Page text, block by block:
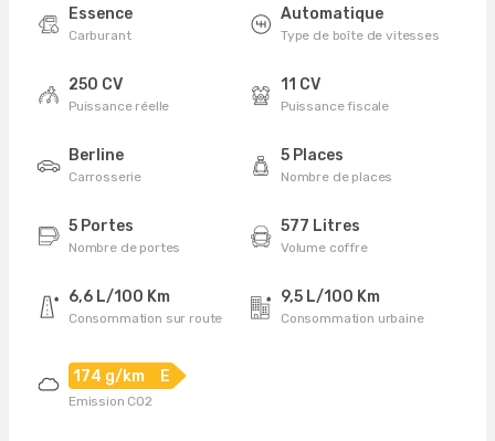
Essence
Carburant
Automatique
Type de boîte de vitesses
250 CV
Puissance réelle
11 CV
Puissance fiscale
Berline
Carrosserie
5 Places
Nombre de places
5 Portes
Nombre de portes
577 Litres
Volume coffre
6,6 L/100 Km
Consommation sur route
9,5 L/100 Km
Consommation urbaine
174 g/km E
Emission CO2